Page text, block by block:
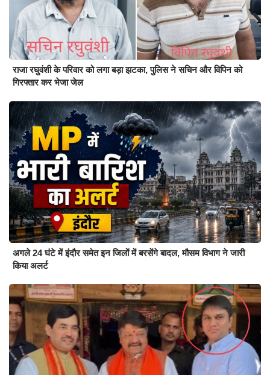
राजा रघुवंशी के परिवार को लगा बड़ा झटका, पुलिस ने सचिन और विपिन को
गिरफ्तार कर भेजा जेल
अगले 24 घंटे में इंदौर समेत इन जिलों में बरसेंगे बादल, मौसम विभाग ने जारी
किया अलर्ट